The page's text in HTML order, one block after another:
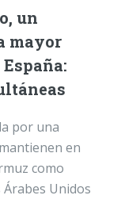
un
mayor
por una
en
como
Unidos